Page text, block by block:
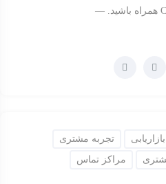
با ما در کانال تلگرام CRMROOM همراه باشید. —
بازاریابی
تجربه مشتری
مراکز تماس